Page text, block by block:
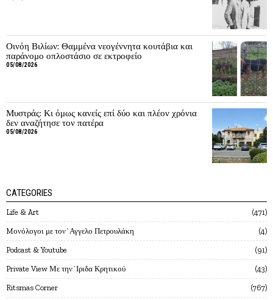
Οινόη Βιλίων: Θαμμένα νεογέννητα κουτάβια και
παράνομο οπλοστάσιο σε εκτροφείο
05/08/2026
Μυστράς: Κι όμως κανείς επί δύο και πλέον χρόνια
δεν αναζήτησε τον πατέρα
05/08/2026
CATEGORIES
Life & Art 471
Mονόλογοι με τον`Αγγελο Πετρουλάκη 4
Podcast & Youtube 91
Private View Με την`Ιριδα Κρητικού 43
Ritsmas Corner 767